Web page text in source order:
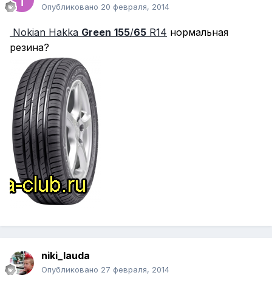
Опубликовано 20 февраля, 2014
Nokian Hakka Green 155/65 R14 нормальная
резина?
niki_lauda
Опубликовано 27 февраля, 2014